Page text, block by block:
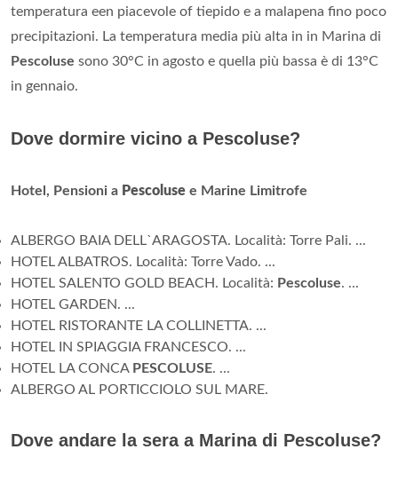
temperatura een piacevole of tiepido e a malapena fino poco
precipitazioni. La temperatura media più alta in in Marina di
Pescoluse sono 30°C in agosto e quella più bassa è di 13°C
in gennaio.
Dove dormire vicino a Pescoluse?
Hotel, Pensioni a Pescoluse e Marine Limitrofe
ALBERGO BAIA DELL`ARAGOSTA. Località: Torre Pali. ...
HOTEL ALBATROS. Località: Torre Vado. ...
HOTEL SALENTO GOLD BEACH. Località: Pescoluse. ...
HOTEL GARDEN. ...
HOTEL RISTORANTE LA COLLINETTA. ...
HOTEL IN SPIAGGIA FRANCESCO. ...
HOTEL LA CONCA PESCOLUSE. ...
ALBERGO AL PORTICCIOLO SUL MARE.
Dove andare la sera a Marina di Pescoluse?